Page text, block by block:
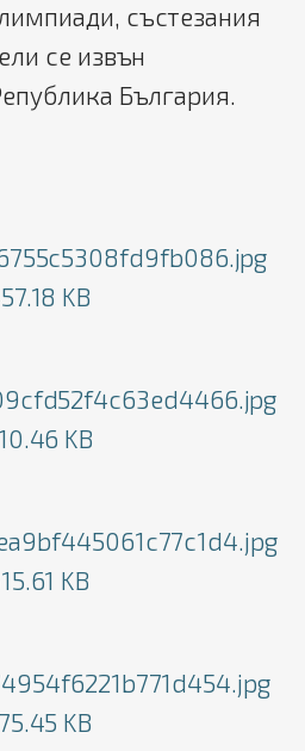
състезания
се извън
България.
KB
KB
KB
KB